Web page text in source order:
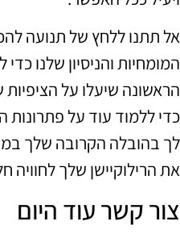
אל תתנו ללחץ של תנועה
המומחיות והניסיון שלנו
הראשונה שיעלו על
כדי ללמוד עוד על פתרונות
לך בהובלה הקרובה שלך
את הרילוקיישן שלך לחוויה
צור קשר עוד היום